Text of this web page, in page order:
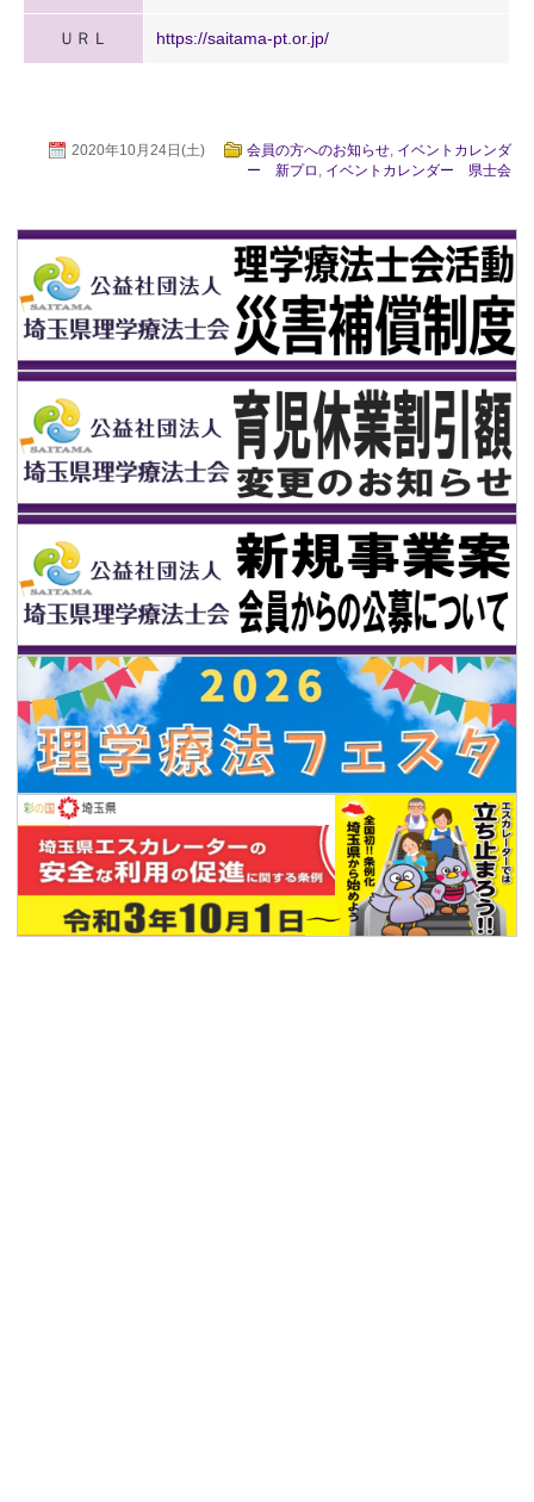
ＵＲＬ https://saitama-pt.or.jp/
2020年10月24日(土) 会員の方へのお知らせ, イベントカレンダ
ー 新プロ
イベントカレンダー 県士会